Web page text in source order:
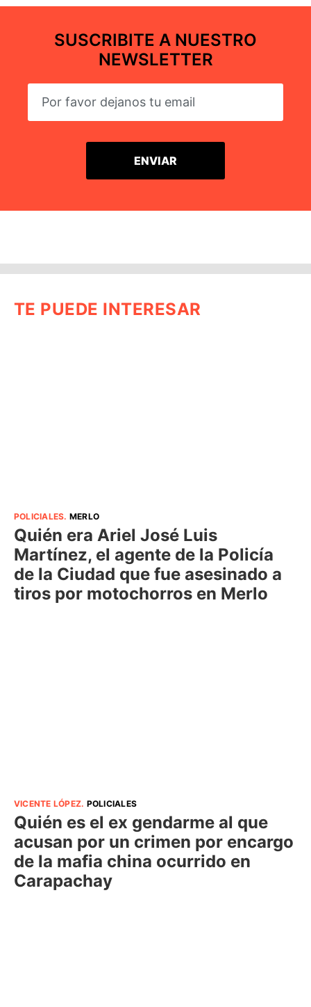
SUSCRIBITE A NUESTRO
NEWSLETTER
TE PUEDE INTERESAR
POLICIALES. MERLO
Quién era Ariel José Luis
Martínez, el agente de la Policía
de la Ciudad que fue asesinado a
tiros por motochorros en Merlo
VICENTE LÓPEZ. POLICIALES
Quién es el ex gendarme al que
acusan por un crimen por encargo
de la mafia china ocurrido en
Carapachay